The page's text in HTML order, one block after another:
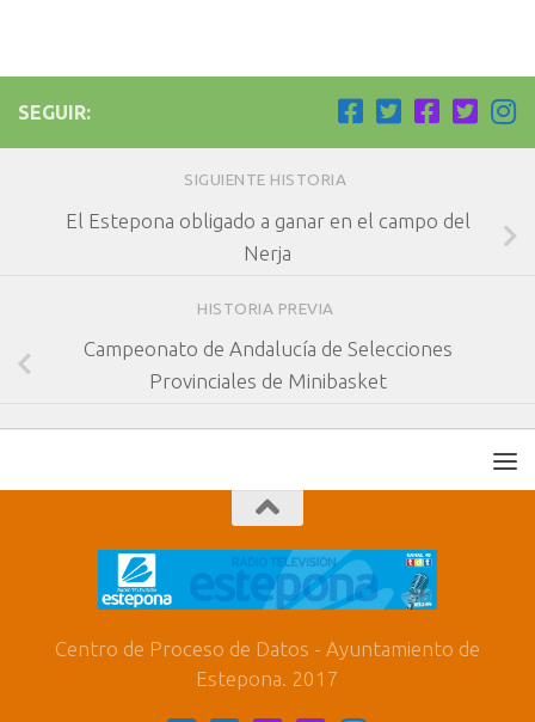
SEGUIR:
SIGUIENTE HISTORIA
El Estepona obligado a ganar en el campo del
Nerja
HISTORIA PREVIA
Campeonato de Andalucía de Selecciones
Provinciales de Minibasket
Centro de Proceso de Datos - Ayuntamiento de
Estepona. 2017